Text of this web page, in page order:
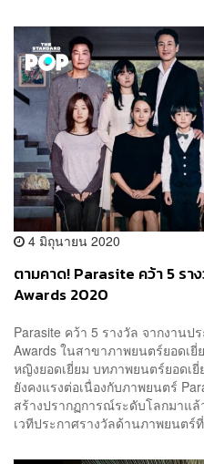
4 มิถุนายน 2020
ตามคาด! Parasite คว้า 5 รา
Awards 2020
Parasite คว้า 5 รางวัล จากงานป
Awards ในสาขาภาพยนตร์ยอดเ
หญิงยอดเยี่ยม บทภาพยนตร์ยอดเ
ยังคงแรงต่อเนื่องกับภาพยนตร์
สร้างปรากฏการณ์ระดับโลกมาแล้
เวทีประกาศรางวัลด้านภาพยนตร์